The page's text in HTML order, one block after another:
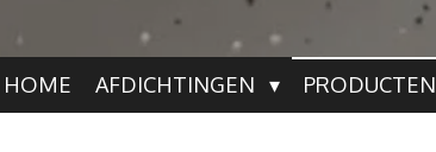
HOME AFDICHTINGEN PRODUCTEN